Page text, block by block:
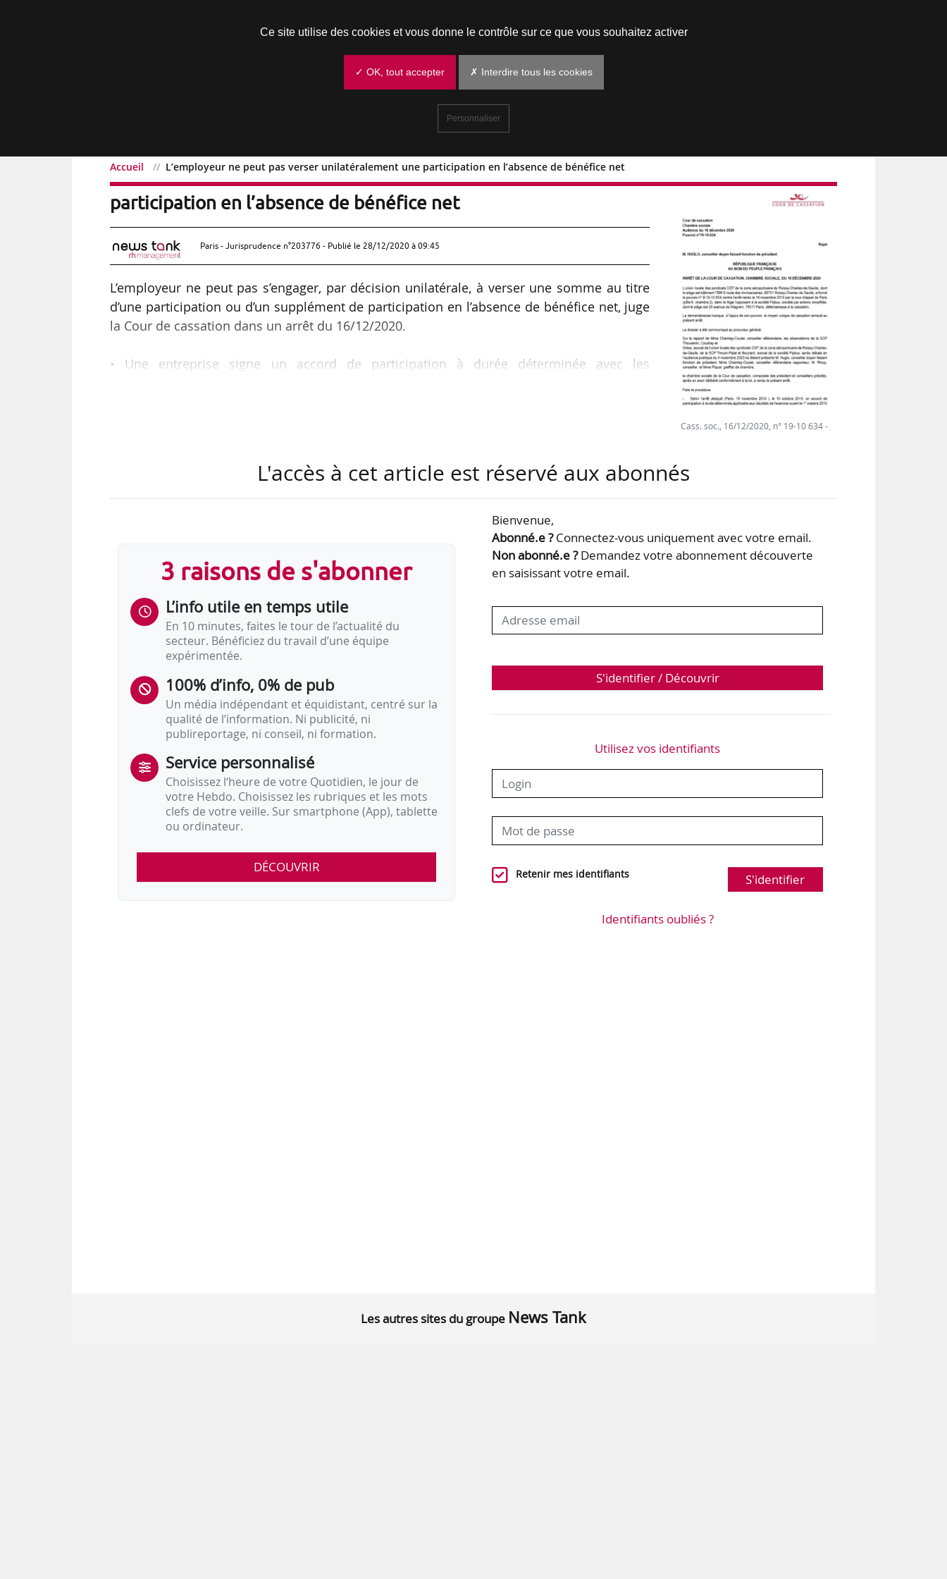
Accueil L’employeur ne peut pas verser unilatéralement une participation en l’absence de bénéfice net
L’employeur ne peut pas verser unilatéralement une
participation en l’absence de bénéfice net
Paris - Jurisprudence n°203776 - Publié le 28/12/2020 à 09:45
L’employeur ne peut pas s’engager, par décision unilatérale, à verser une somme au titre
d’une participation ou d’un supplément de participation en l’absence de bénéfice net, juge
la Cour de cassation dans un arrêt du 16/12/2020.
• Une entreprise signe un accord de participation à durée déterminée avec les
indiquant qu’au vu des résultats de 2014, il n’y…
Cass. soc., 16/12/2020, n° 19-10 634 -
L'accès à cet article est réservé aux abonnés
3 raisons de s'abonner
L’info utile en temps utile
En 10 minutes, faites le tour de l’actualité du
secteur. Bénéficiez du travail d’une équipe
expérimentée.
100% d’info, 0% de pub
Un média indépendant et équidistant, centré sur la
qualité de l’information. Ni publicité, ni
publireportage, ni conseil, ni formation.
Service personnalisé
Choisissez l‘heure de votre Quotidien, le jour de
votre Hebdo. Choisissez les rubriques et les mots
clefs de votre veille. Sur smartphone (App), tablette
ou ordinateur.
DÉCOUVRIR
Bienvenue,
Abonné.e ?Connectez-vous uniquement avec votre email.
Non abonné.e ?Demandez votre abonnement découverte
en saisissant votre email.
S'identifier / Découvrir
Utilisez vos identifiants
Retenir mes identifiants S'identifier
Identifiants oubliés ?
Les autres sites du groupe News Tank
Ce site utilise des cookies et vous donne le contrôle sur ce que vous souhaitez activer
✓ OK, tout accepter ✗ Interdire tous les cookies
Personnaliser